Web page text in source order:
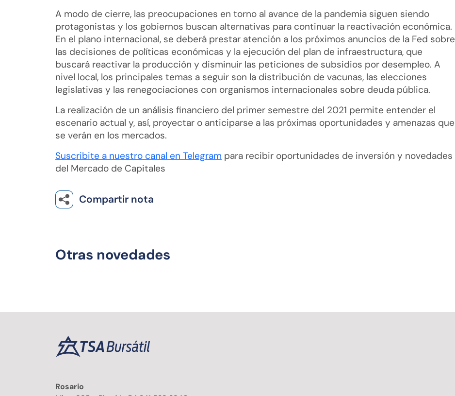
A modo de cierre, las preocupaciones en torno al avance de la pandemia siguen siendo
protagonistas y los gobiernos buscan alternativas para continuar la reactivación económica.
En el plano internacional, se deberá prestar atención a los próximos anuncios de la Fed sobre
las decisiones de políticas económicas y la ejecución del plan de infraestructura, que
buscará reactivar la producción y disminuir las peticiones de subsidios por desempleo. A
nivel local, los principales temas a seguir son la distribución de vacunas, las elecciones
legislativas y las renegociaciones con organismos internacionales sobre deuda pública.
La realización de un análisis financiero del primer semestre del 2021 permite entender el
escenario actual y, así, proyectar o anticiparse a las próximas oportunidades y amenazas que
se verán en los mercados.
Suscribite a nuestro canal en Telegram para recibir oportunidades de inversión y novedades
del Mercado de Capitales
Compartir nota
Otras novedades
Rosario